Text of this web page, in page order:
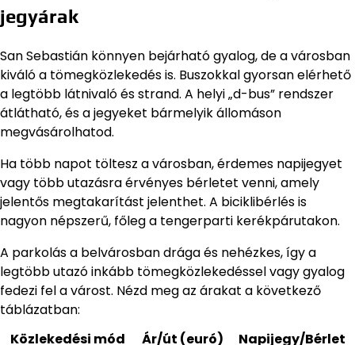
jegyárak
San Sebastián könnyen bejárható gyalog, de a városban
kiváló a tömegközlekedés is. Buszokkal gyorsan elérhető
a legtöbb látnivaló és strand. A helyi „d-bus” rendszer
átlátható, és a jegyeket bármelyik állomáson
megvásárolhatod.
Ha több napot töltesz a városban, érdemes napijegyet
vagy több utazásra érvényes bérletet venni, amely
jelentős megtakarítást jelenthet. A biciklibérlés is
nagyon népszerű, főleg a tengerparti kerékpárutakon.
A parkolás a belvárosban drága és nehézkes, így a
legtöbb utazó inkább tömegközlekedéssel vagy gyalog
fedezi fel a várost. Nézd meg az árakat a következő
táblázatban:
Közlekedési mód
Ár/út (euró) Napijegy/Bérlet